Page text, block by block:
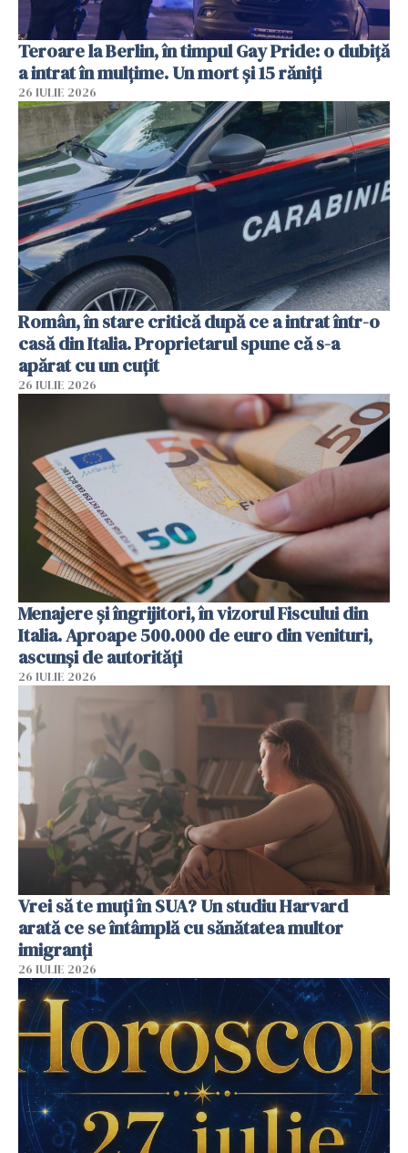
Teroare la Berlin, în timpul Gay Pride: o dubiță
a intrat în mulțime. Un mort și 15 răniți
26 IULIE 2026
Român, în stare critică după ce a intrat într-o
casă din Italia. Proprietarul spune că s-a
apărat cu un cuțit
26 IULIE 2026
Menajere și îngrijitori, în vizorul Fiscului din
Italia. Aproape 500.000 de euro din venituri,
ascunși de autorități
26 IULIE 2026
Vrei să te muți în SUA? Un studiu Harvard
arată ce se întâmplă cu sănătatea multor
imigranți
26 IULIE 2026